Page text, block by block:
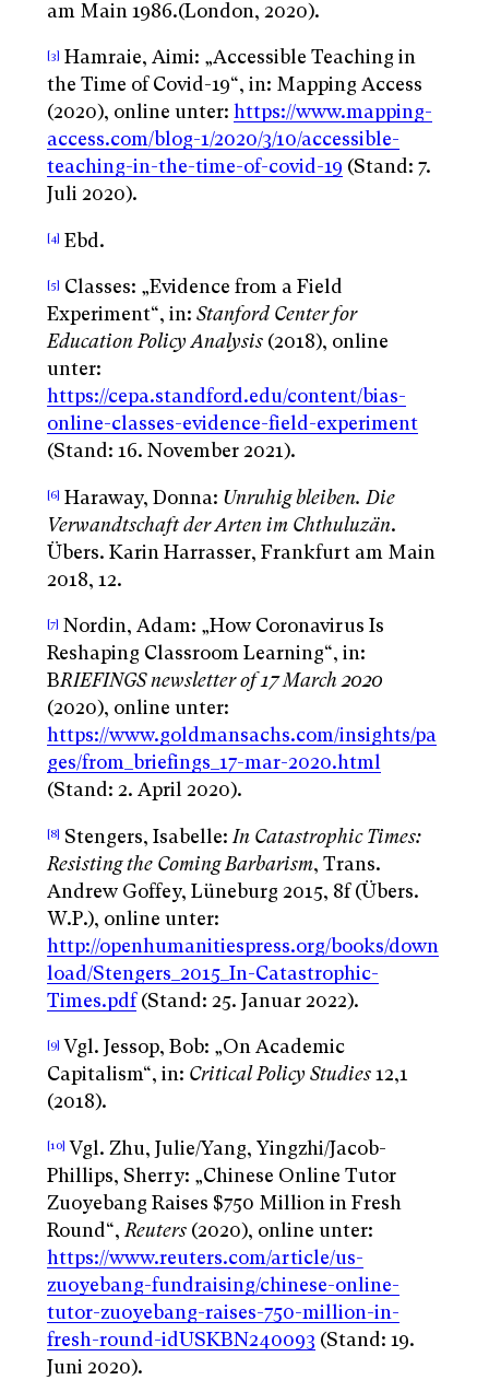
am Main 1986.(London, 2020).
[3] Hamraie, Aimi: „Accessible Teaching in
the Time of Covid-19“, in: Mapping Access
(2020), online unter: https://www.mapping-
access.com/blog-1/2020/3/10/accessible-
teaching-in-the-time-of-covid-19 (Stand: 7.
Juli 2020).
[4] Ebd.
[5] Classes: „Evidence from a Field
Experiment“, in: Stanford Center for
Education Policy Analysis (2018), online
unter:
https://cepa.standford.edu/content/bias-
online-classes-evidence-field-experiment
(Stand: 16. November 2021).
[6] Haraway, Donna: Unruhig bleiben. Die
Verwandtschaft der Arten im Chthuluzän.
Übers. Karin Harrasser, Frankfurt am Main
2018, 12.
[7] Nordin, Adam: „How Coronavirus Is
Reshaping Classroom Learning“, in:
BRIEFINGS newsletter of 17 March 2020
(2020), online unter:
https://www.goldmansachs.com/insights/pa
ges/from_briefings_17-mar-2020.html
(Stand: 2. April 2020).
[8] Stengers, Isabelle: In Catastrophic Times:
Resisting the Coming Barbarism, Trans.
Andrew Goffey, Lüneburg 2015, 8f (Übers.
W.P.), online unter:
http://openhumanitiespress.org/books/down
load/Stengers_2015_In-Catastrophic-
Times.pdf(Stand: 25. Januar 2022).
[9] Vgl. Jessop, Bob: „On Academic
Capitalism“, in: Critical Policy Studies 12,1
(2018).
[10] Vgl. Zhu, Julie/Yang, Yingzhi/Jacob-
Phillips, Sherry: „Chinese Online Tutor
Zuoyebang Raises $750 Million in Fresh
Round“, Reuters (2020), online unter:
https://www.reuters.com/article/us-
zuoyebang-fundraising/chinese-online-
tutor-zuoyebang-raises-750-million-in-
fresh-round-idUSKBN240093 (Stand: 19.
Juni 2020).